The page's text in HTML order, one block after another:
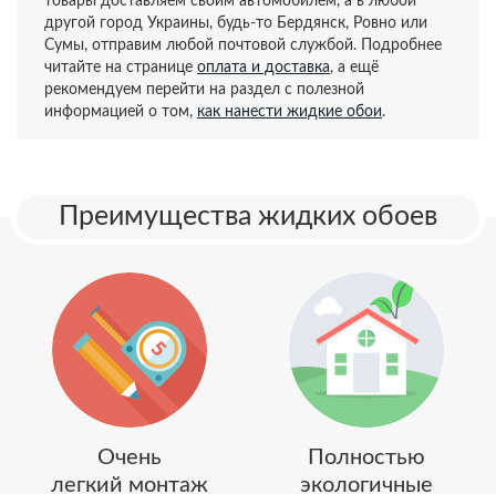
другой город Украины, будь-то Бердянск, Ровно или
Сумы, отправим любой почтовой службой. Подробнее
читайте на странице оплата и доставка, а ещё
рекомендуем перейти на раздел с полезной
информацией о том, как нанести жидкие обои.
Преимущества жидких обоев
Очень
легкий монтаж
Полностью
экологичные